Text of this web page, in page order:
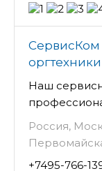
СервисКом
оргтехники
Наш
Россия,
+7495-766-